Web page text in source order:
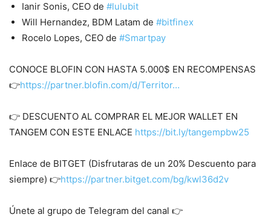
Ianir Sonis, CEO de #lulubit
Will Hernandez, BDM Latam de #bitfinex
Rocelo Lopes, CEO de #Smartpay
CONOCE BLOFIN CON HASTA 5.000$ EN RECOMPENSAS
👉https://partner.blofin.com/d/Territor…
👉 DESCUENTO AL COMPRAR EL MEJOR WALLET EN
TANGEM CON ESTE ENLACE https://bit.ly/tangempbw25
Enlace de BITGET (Disfrutaras de un 20% Descuento para
siempre) 👉https://partner.bitget.com/bg/kwl36d2v
Únete al grupo de Telegram del canal 👉